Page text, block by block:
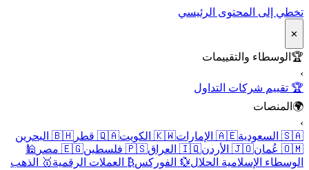
تخطي إلى المحتوى الرئيسي
✕
🏆الوسطاء والتقييمات
🏆 تقييم شركات التداول
🌍المنصات
🇸🇦 السعودية
🇦🇪 الإمارات 🇰🇼 الكويت 🇶🇦 قطر
🇧🇭 البحرين
🇴🇲 عُمان
🇯🇴 الأردن 🇮🇶 العراق 🇵🇸 فلسطين 🇪🇬 مصر
🕌
الوسطاء الإسلامية الحلال 💱 الفوركس ₿ العملات الرقمية🥇 الذهب